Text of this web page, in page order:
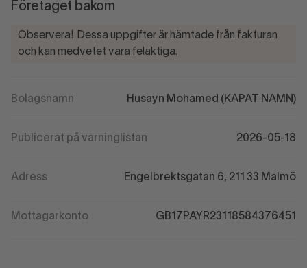
Företaget bakom
Observera! Dessa uppgifter är hämtade från fakturan
och kan medvetet vara felaktiga.
Bolagsnamn Husayn Mohamed (KAPAT NAMN)
Publicerat på varninglistan 2026-05-18
Adress Engelbrektsgatan 6, 211 33 Malmö
Mottagarkonto GB17PAYR23118584376451